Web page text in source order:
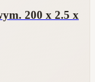
200 x 2.5 x